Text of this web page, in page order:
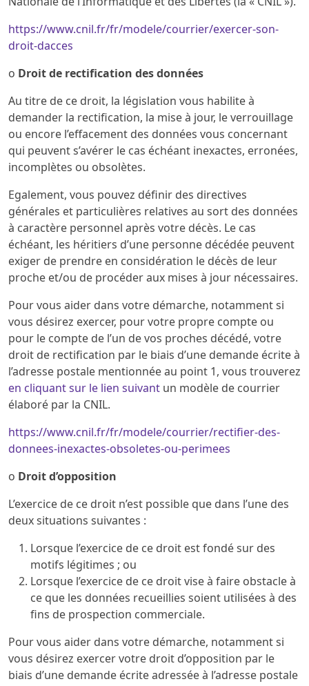
https://www.cnil.fr/fr/modele/courrier/exercer-son-
droit-dacces
o Droit de rectification des données
Au titre de ce droit, la législation vous habilite à
demander la rectification, la mise à jour, le verrouillage
ou encore l’effacement des données vous concernant
qui peuvent s’avérer le cas échéant inexactes, erronées,
incomplètes ou obsolètes.
Egalement, vous pouvez définir des directives
générales et particulières relatives au sort des données
à caractère personnel après votre décès. Le cas
échéant, les héritiers d’une personne décédée peuvent
exiger de prendre en considération le décès de leur
proche et/ou de procéder aux mises à jour nécessaires.
Pour vous aider dans votre démarche, notamment si
vous désirez exercer, pour votre propre compte ou
pour le compte de l’un de vos proches décédé, votre
droit de rectification par le biais d’une demande écrite à
l’adresse postale mentionnée au point 1, vous trouverez
en cliquant sur le lien suivant un modèle de courrier
élaboré par la CNIL.
https://www.cnil.fr/fr/modele/courrier/rectifier-des-
donnees-inexactes-obsoletes-ou-perimees
o Droit d’opposition
L’exercice de ce droit n’est possible que dans l’une des
deux situations suivantes :
Lorsque l’exercice de ce droit est fondé sur des
motifs légitimes ; ou
Lorsque l’exercice de ce droit vise à faire obstacle à
ce que les données recueillies soient utilisées à des
fins de prospection commerciale.
Pour vous aider dans votre démarche, notamment si
vous désirez exercer votre droit d’opposition par le
biais d’une demande écrite adressée à l’adresse postale